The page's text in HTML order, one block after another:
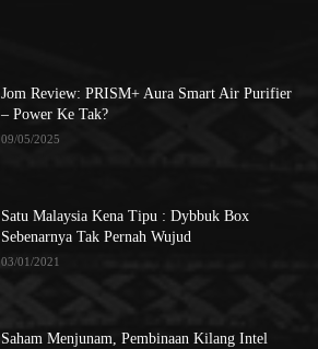
Jom Review: PRISM+ Aura Smart Air Purifier
– Power Ke Tak?
09/05/2025
Satu Malaysia Kena Tipu : Dybbuk Box
Sebenarnya Tak Pernah Wujud
03/01/2021
Saham Menjunam, Pembinaan Kilang Intel